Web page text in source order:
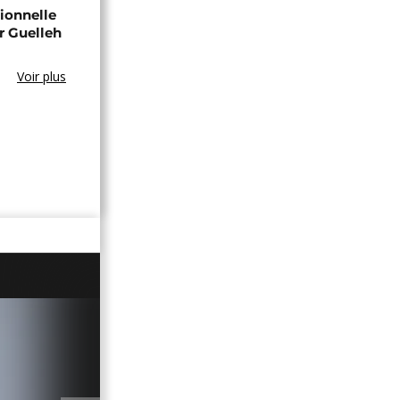
Guelleh
Voir plus